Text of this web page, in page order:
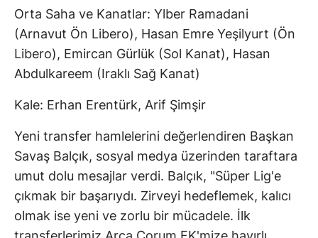
Orta Saha ve Kanatlar: Ylber Ramadani
(Arnavut Ön Libero), Hasan Emre Yeşilyurt (Ön
Libero), Emircan Gürlük (Sol Kanat), Hasan
Abdulkareem (Iraklı Sağ Kanat)
Kale: Erhan Erentürk, Arif Şimşir
Yeni transfer hamlelerini değerlendiren Başkan
Savaş Balçık, sosyal medya üzerinden taraftara
umut dolu mesajlar verdi. Balçık, "Süper Lig'e
çıkmak bir başarıydı. Zirveyi hedeflemek, kalıcı
olmak ise yeni ve zorlu bir mücadele. İlk